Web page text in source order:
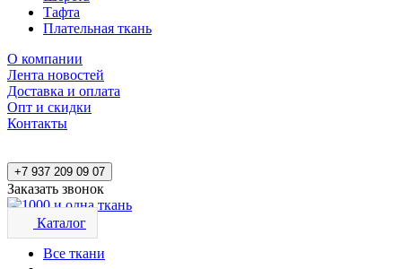
Тафта
Плательная ткань
О компании
Лента новостей
Доставка и оплата
Опт и скидки
Контакты
+7 937 209 09 07
Заказать звонок
Каталог
Все ткани